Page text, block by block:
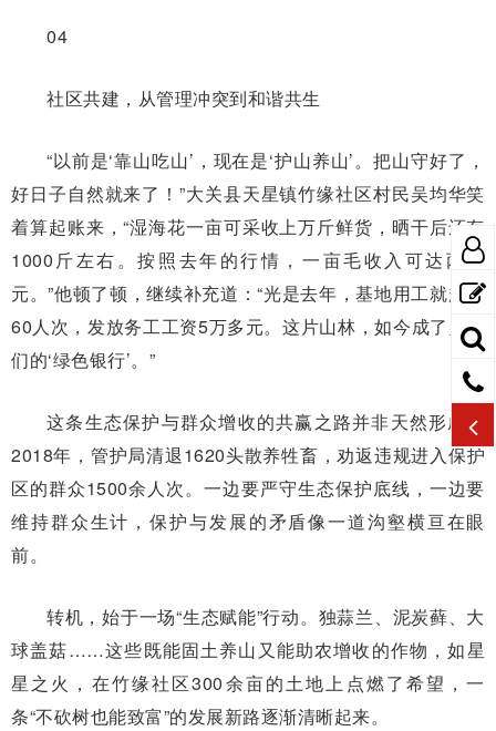
04
社区共建，从管理冲突到和谐共生
“以前是‘靠山吃山’，现在是‘护山养山’。把山守好了，
好日子自然就来了！”大关县天星镇竹缘社区村民吴均华笑
着算起账来，“湿海花一亩可采收上万斤鲜货，晒干后还有
1000斤左右。按照去年的行情，一亩毛收入可达两万
元。”他顿了顿，继续补充道：“光是去年，基地用工就超过
60人次，发放务工工资5万多元。这片山林，如今成了乡亲
们的‘绿色银行’。”
这条生态保护与群众增收的共赢之路并非天然形成。
2018年，管护局清退1620头散养牲畜，劝返违规进入保护
区的群众1500余人次。一边要严守生态保护底线，一边要
维持群众生计，保护与发展的矛盾像一道沟壑横亘在眼
前。
转机，始于一场“生态赋能”行动。独蒜兰、泥炭藓、大
球盖菇……这些既能固土养山又能助农增收的作物，如星
星之火，在竹缘社区300余亩的土地上点燃了希望，一
条“不砍树也能致富”的发展新路逐渐清晰起来。